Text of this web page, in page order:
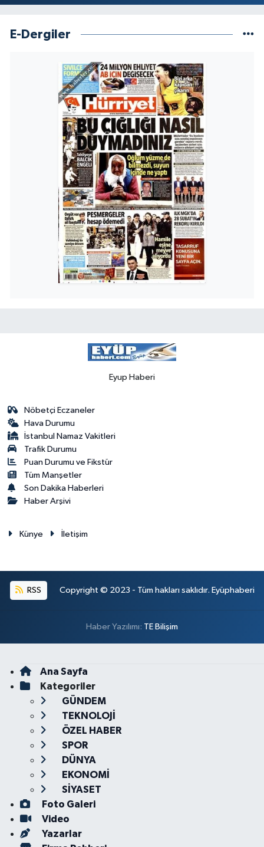
E-Dergiler
Eyup Haberi
Nöbetçi Eczaneler
Hava Durumu
İstanbul Namaz Vakitleri
Trafik Durumu
Puan Durumu ve Fikstür
Tüm Manşetler
Son Dakika Haberleri
Haber Arşivi
Künye İletişim
RSS Copyright © 2023 - Tüm hakları saklıdır. Eyüphaberi
Haber Yazılımı: TE Bilişim
Ana Sayfa
Kategoriler
GÜNDEM
TEKNOLOJİ
ÖZEL HABER
SPOR
DÜNYA
EKONOMİ
SİYASET
Foto Galeri
Video
Yazarlar